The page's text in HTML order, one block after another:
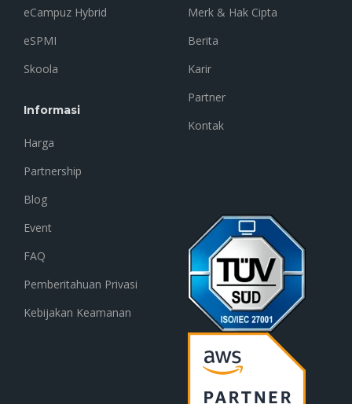
eCampuz Hybrid
eSPMI
Skoola
Informasi
Harga
Partnership
Blog
Event
FAQ
Pemberitahuan Privasi
Kebijakan Keamanan
Merk & Hak Cipta
Berita
Karir
Partner
Kontak